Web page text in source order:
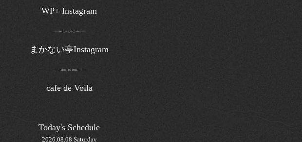
WP+ Instagram
まかない亭Instagram
cafe de Voila
Today's Schedule
2026.08.08 Saturday